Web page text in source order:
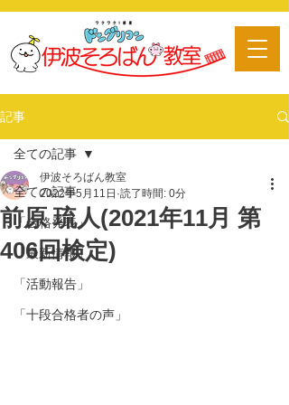
記事
全ての記事
「合格発表」
「最新情報」
「活動報告」
「十段合格者の声」
全ての記事
前原 琉人(2021年11月 第
406回検定)
伊波そろばん教室
2022年5月11日 読了時間: 0分